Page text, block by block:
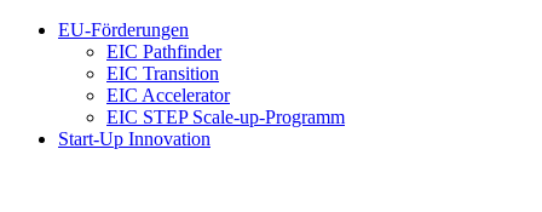
EU-Förderungen
EIC Pathfinder
EIC Transition
EIC Accelerator
EIC STEP Scale-up-Programm
Start-Up Innovation